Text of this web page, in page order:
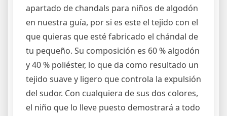
apartado de chandals para niños de algodón
en nuestra guía, por si es este el tejido con el
que quieras que esté fabricado el chándal de
tu pequeño. Su composición es 60 % algodón
y 40 % poliéster, lo que da como resultado un
tejido suave y ligero que controla la expulsión
del sudor. Con cualquiera de sus dos colores,
el niño que lo lleve puesto demostrará a todo